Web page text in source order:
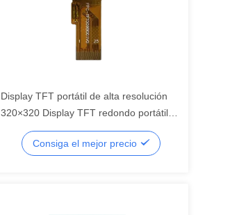
Display TFT portátil de alta resolución
320×320 Display TFT redondo portátil
de 30 Hz, pantalla de segmento LCD,
segmento LCD
Consiga el mejor precio